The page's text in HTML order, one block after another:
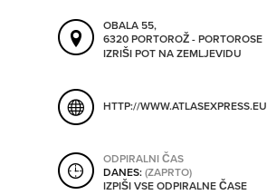
SO ODPRTA V
SHRANI V MOJ ITIS
OBALA 55,
6320 PORTOROŽ - PORTOROSE
IZRIŠI POT NA ZEMLJEVIDU
HTTP://WWW.ATLASEXPRESS.EU
ODPIRALNI ČAS
DANES:(ZAPRTO)
IZPIŠI VSE ODPIRALNE ČASE